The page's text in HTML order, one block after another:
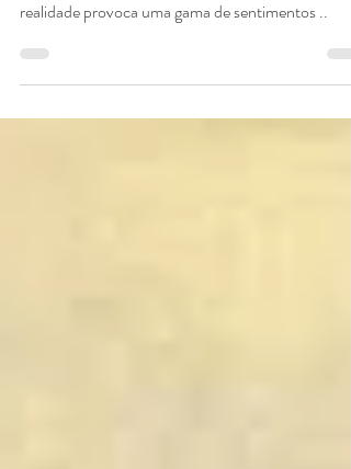
Na infidelidade é necessário lidar com o fato de ter
realidade provoca uma gama de sentimentos ..